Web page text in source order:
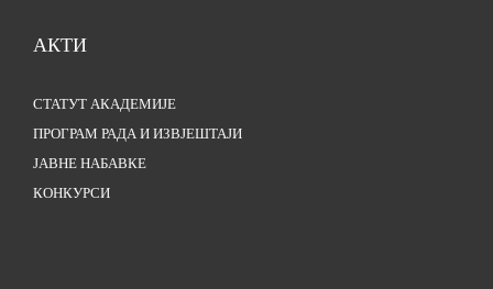
АКТИ
СТАТУТ АКАДЕМИЈЕ
ПРОГРАМ РАДА И ИЗВЈЕШТАЈИ
ЈАВНЕ НАБАВКЕ
КОНКУРСИ